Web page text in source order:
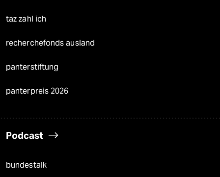
taz zahl ich
recherchefonds ausland
panterstiftung
panterpreis 2026
Podcast
bundestalk